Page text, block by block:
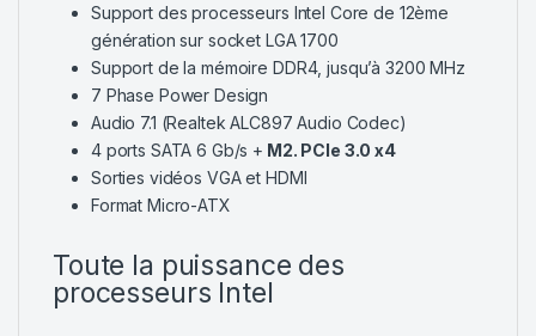
Support des processeurs Intel Core de 12ème
génération sur socket LGA 1700
Support de la mémoire DDR4, jusqu’à 3200 MHz
7 Phase Power Design
Audio 7.1 (Realtek ALC897 Audio Codec)
4 ports SATA 6 Gb/s + M2. PCIe 3.0 x4
Sorties vidéos VGA et HDMI
Format Micro-ATX
Toute la puissance des
processeurs Intel